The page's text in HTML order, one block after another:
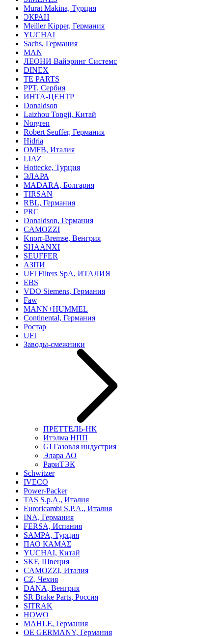
Murat Makina, Турция
ЭКРАН
Meiller Kipper, Германия
YUCHAI
Sachs, Германия
MAN
ЛЕОНИ Вайэринг Системс
DINEX
TE PARTS
PPT, Сербия
ИНТА-ЦЕНТР
Donaldson
Laizhou Tongji, Китай
Norgren
Robert Seuffer, Германия
Hidria
OMFB, Италия
LIAZ
Hottecke, Турция
ЭЛАРА
MADARA, Болгария
TIRSAN
RBL, Германия
PRC
Donaldson, Германия
CAMOZZI
Knorr-Bremse, Венгрия
SHAANXI
SEUFFER
АЗПИ
UFI Filters SpA, ИТАЛИЯ
EBS
VDO Siemens, Германия
Faw
MANN+HUMMEL
Continental, Германия
Ростар
UFI
Заводы-смежники
ПРЕТТЕЛЬ-НК
Итэлма НПП
GI Газовая индустрия
Элара АО
РариТЭК
Schwitzer
IVECO
Power-Packer
TAS S.p.A., Италия
Euroricambi S.P.A., Италия
INA, Германия
FERSA, Испания
SAMPA, Турция
ПАО КАМАΣ
YUCHAI, Китай
SKF, Швеция
CAMOZZI, Италия
CZ, Чехия
DANA, Венгрия
SR Brake Parts, Россия
SITRAK
HOWO
MAHLE, Германия
OE GERMANY, Германия